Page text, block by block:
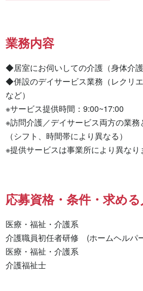
業務内容
◆居室にお伺いしての介護（身体介護
◆併設のデイサービス業務（レクリ
など）
※サービス提供時間：9:00~17:00
※訪問介護／デイサービス両方の業務
（シフト、時間帯により異なる）
※提供サービスは事業所により異なり
応募資格・条件・求め
医療・福祉・介護系
介護職員初任者研修　(ホームヘルパ
医療・福祉・介護系
介護福祉士